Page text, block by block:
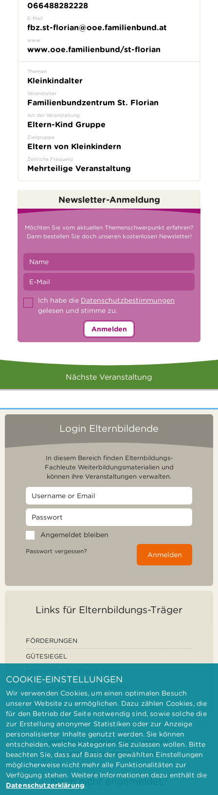
066488282228
E-Mail
fbz.st-florian@ooe.familienbund.at
www
www.ooe.familienbund/st-florian
Themen
Kleinkindalter
Veranstalter
Familienbundzentrum St. Florian
Art der Veranstaltung
Eltern-Kind Gruppe
Zielgruppe
Eltern von Kleinkindern
Zeitliche Frequenz
Mehrteilige Veranstaltung
Newsletter-Anmeldung
Möchten Sie vom aktuellen Themenschwerpunkt erfahren?
Dann bestellen Sie doch unseren kostenlosen Newsletter!
Ich habe die Datenschutzbestimmungen
gelesen und stimme zu.
Anmelden
Nächste Veranstaltung
Login Elternbildende
In diesem Bereich finden Elternbildungs-
Fachleute Weiterbildungsmaterialien und
können ihre Veranstaltungen verwalten.
Angemeldet bleiben
Passwort vergessen? Anmelden
Links für Elternbildungs-Träger
FÖRDERUNGEN
GÜTESIEGEL
IMPRESSUM DATENSCHUTZ
KONTAKT
BARRIEREFREIHEITSERKLÄRUNG
Noch nicht angemeldet?
COOKIE-EINSTELLUNGEN
Wir verwenden Cookies, um einen optimalen Besuch
unserer Website zu ermöglichen. Dazu zählen Cookies, die
für den Betrieb der Seite notwendig sind, sowie solche die
zur Erstellung anonymer Statistiken oder zur Anzeige
personalisierter Inhalte genutzt werden. Sie können
entscheiden, welche Kategorien Sie zulassen wollen. Bitte
beachten Sie, dass auf Basis der gewählten Einstellungen
möglicherweise nicht mehr alle Funktionalitäten zur
Verfügung stehen. Weitere Informationen dazu enthält die
Datenschutzerklärung.